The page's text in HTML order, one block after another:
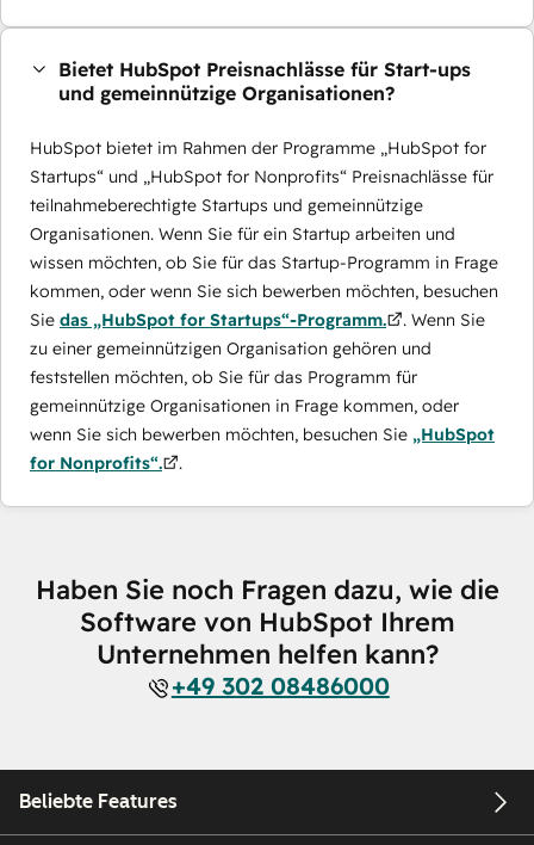
Bietet HubSpot Preisnachlässe für Start-ups
und gemeinnützige Organisationen?
HubSpot bietet im Rahmen der Programme „HubSpot for
Startups“ und „HubSpot for Nonprofits“ Preisnachlässe für
teilnahmeberechtigte Startups und gemeinnützige
Organisationen. Wenn Sie für ein Startup arbeiten und
wissen möchten, ob Sie für das Startup-Programm in Frage
kommen, oder wenn Sie sich bewerben möchten, besuchen
Sie das „HubSpot for Startups“-Programm.
. Wenn Sie
zu einer gemeinnützigen Organisation gehören und
feststellen möchten, ob Sie für das Programm für
gemeinnützige Organisationen in Frage kommen, oder
wenn Sie sich bewerben möchten, besuchen Sie „HubSpot
for Nonprofits“.
.
Haben Sie noch Fragen dazu, wie die
Software von HubSpot Ihrem
Unternehmen helfen kann?
+49 302 08486000
Beliebte Features